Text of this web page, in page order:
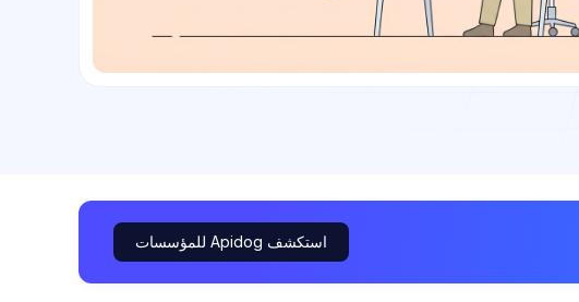
استكشف Apidog للمؤسسات